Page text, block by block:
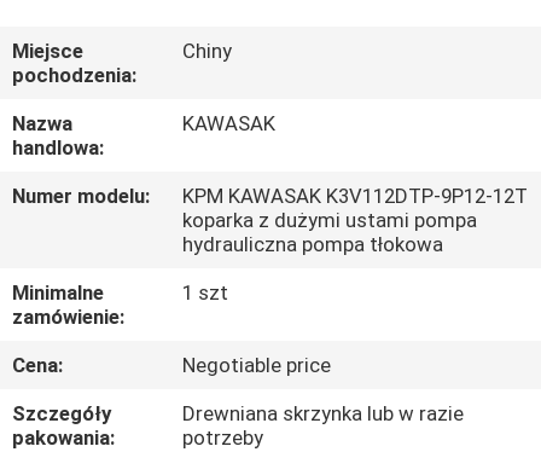
POKAZ
VR
O
WYCIECZKA
PO
FABRYCE
Miejsce
pochodzenia:
Chiny
Nazwa
handlowa:
KAWASAK
Numer modelu:
KPM KAWASAK K3V112DTP-9P12-12T
koparka z dużymi ustami pompa
hydrauliczna pompa tłokowa
Minimalne
zamówienie:
1 szt
Cena:
Negotiable price
Szczegóły
pakowania:
Drewniana skrzynka lub w razie
potrzeby